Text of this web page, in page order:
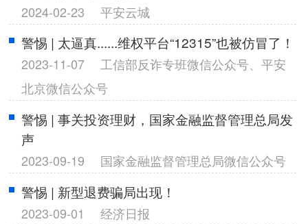
2024-02-23 平安云城
警惕 | 太逼真......维权平台“12315”也被仿冒了！
2023-11-07
工信部反诈专班微信公众号、平安
北京微信公众号
警惕 | 事关投资理财，国家金融监督管理总局发
声
2023-09-19 国家金融监督管理总局微信公众号
警惕 | 新型退费骗局出现！
2023-09-01 经济日报